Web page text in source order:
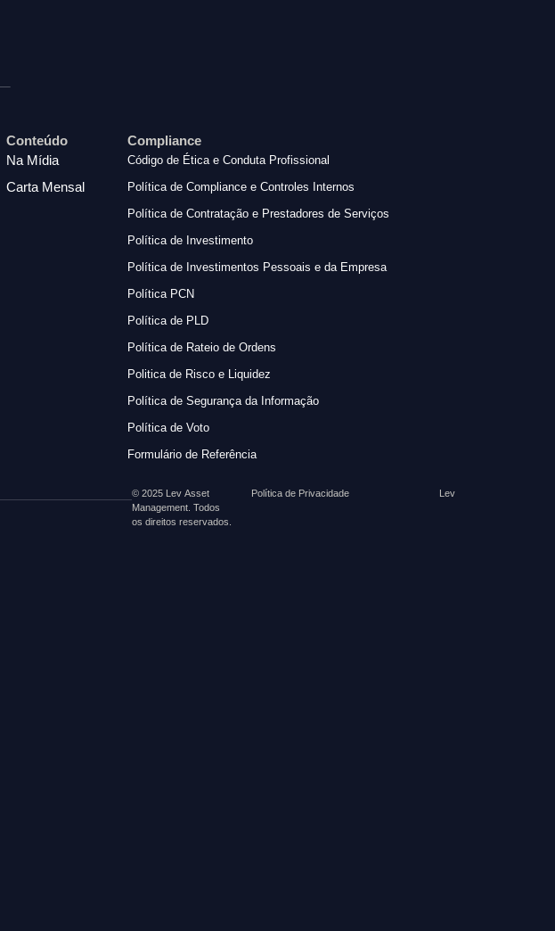
Conteúdo
Na Mídia
Carta Mensal
Compliance
Código de Ética e Conduta Profissional
Política de Compliance e Controles Internos
Política de Contratação e Prestadores de Serviços
Política de Investimento
Política de Investimentos Pessoais e da Empresa
Política PCN
Política de PLD
Política de Rateio de Ordens
Politica de Risco e Liquidez
Política de Segurança da Informação
Política de Voto
Formulário de Referência
© 2025 Lev Asset
Management. Todos
os direitos reservados.
Política de Privacidade Lev